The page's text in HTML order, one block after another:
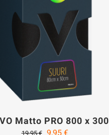
Matto PRO 800 x 300